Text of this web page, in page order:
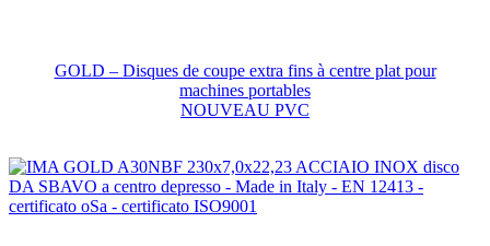
GOLD – Disques de coupe extra fins à centre plat pour
machines portables
NOUVEAU PVC